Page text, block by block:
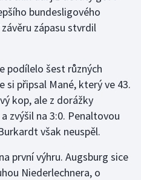
bundesligového
zápasu stvrdil
podílelo šest různých
si připsal Mané, který ve 43.
kop, ale z dorážky
zvýšil na 3:0. Penaltovou
však neuspěl.
první výhru. Augsburg sice
Niederlechnera, o